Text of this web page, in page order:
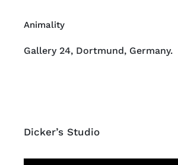
Animality
Gallery 24, Dortmund, Germany.
Dicker’s Studio